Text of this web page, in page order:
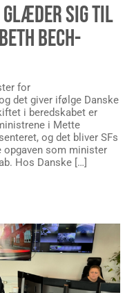
SIG TIL
BECH-
for
det giver ifølge Danske
i beredskabet er
i Mette
og det bliver SFs
opgaven som minister
Hos Danske […]